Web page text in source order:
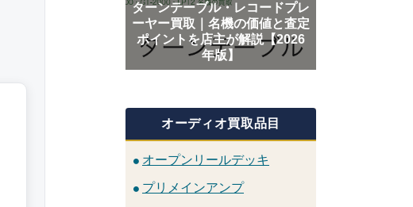
ターンテーブル・レコードプレ
ーヤー買取｜名機の価値と査定
ポイントを店主が解説【2026
年版】
オーディオ買取品目
オープンリールデッキ
プリメインアンプ